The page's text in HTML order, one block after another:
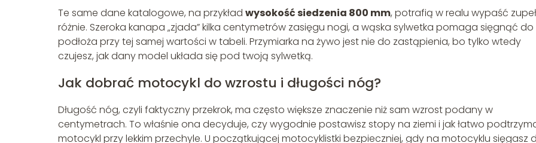
Te same dane katalogowe, na przykład wysokość siedzenia 800 mm, potrafią w realu wypaść
różnie. Szeroka kanapa „zjada” kilka centymetrów zasięgu nogi, a wąska sylwetka pomaga sięgnąć do
podłoża przy tej samej wartości w tabeli. Przymiarka na żywo jest nie do zastąpienia, bo tylko wtedy
czujesz, jak dany model układa się pod twoją sylwetką.
Jak dobrać motocykl do wzrostu i długości nóg?
Długość nóg, czyli faktyczny przekrok, ma często większe znaczenie niż sam wzrost podany w
centymetrach. To właśnie ona decyduje, czy wygodnie postawisz stopy na ziemi i jak łatwo
motocykl przy lekkim przechyle. U początkującej motocyklistki bezpieczniej, gdy na motocyklu sięgasz